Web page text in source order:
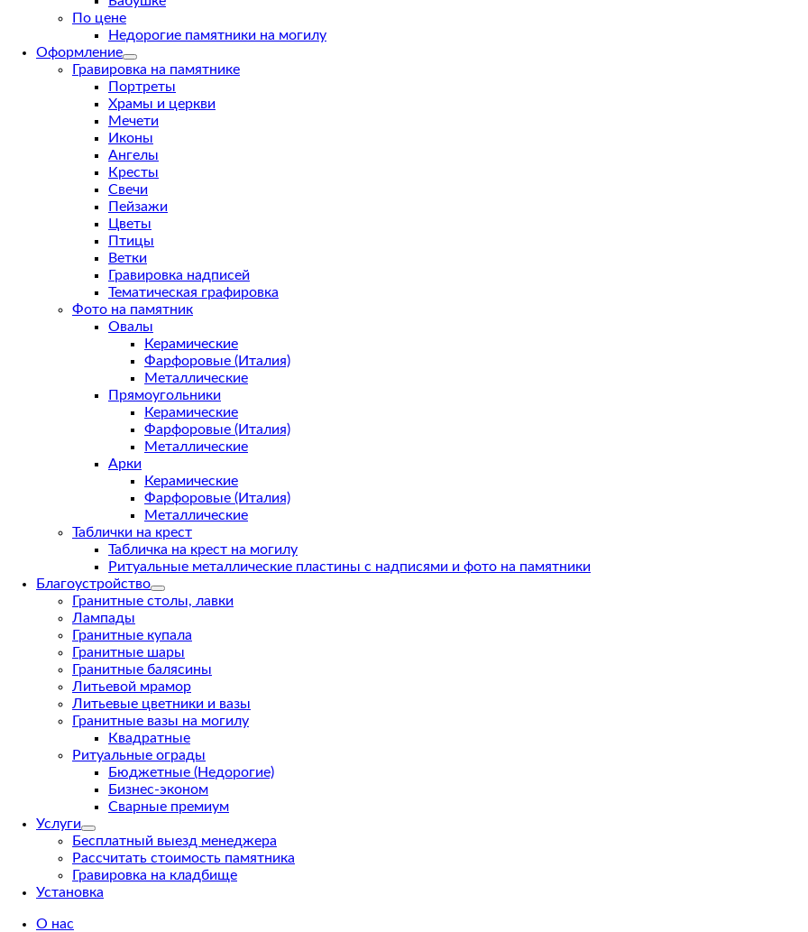
По цене
Недорогие памятники на могилу
Оформление
Гравировка на памятнике
Портреты
Храмы и церкви
Мечети
Иконы
Ангелы
Кресты
Свечи
Пейзажи
Цветы
Птицы
Ветки
Гравировка надписей
Тематическая графировка
Фото на памятник
Овалы
Керамические
Фарфоровые (Италия)
Металлические
Прямоугольники
Керамические
Фарфоровые (Италия)
Металлические
Арки
Керамические
Фарфоровые (Италия)
Металлические
Таблички на крест
Табличка на крест на могилу
Ритуальные металлические пластины с надписями и фото на памятники
Благоустройство
Гранитные столы, лавки
Лампады
Гранитные купала
Гранитные шары
Гранитные балясины
Литьевой мрамор
Литьевые цветники и вазы
Гранитные вазы на могилу
Квадратные
Ритуальные ограды
Бюджетные (Недорогие)
Бизнес-эконом
Сварные премиум
Услуги
Бесплатный выезд менеджера
Рассчитать стоимость памятника
Гравировка на кладбище
Установка
О нас